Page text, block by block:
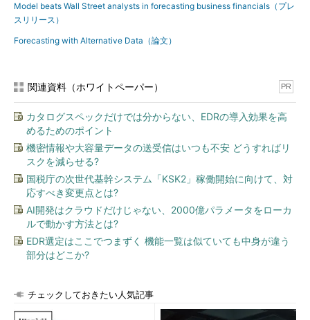
Model beats Wall Street analysts in forecasting business financials（プレ
スリリース）
Forecasting with Alternative Data（論文）
関連資料（ホワイトペーパー） PR
カタログスペックだけでは分からない、EDRの導入効果を高
めるためのポイント
機密情報や大容量データの送受信はいつも不安 どうすればリ
スクを減らせる?
国税庁の次世代基幹システム「KSK2」稼働開始に向けて、対
応すべき変更点とは?
AI開発はクラウドだけじゃない、2000億パラメータをローカ
ルで動かす方法とは?
EDR選定はここでつまずく 機能一覧は似ていても中身が違う
部分はどこか?
チェックしておきたい人気記事